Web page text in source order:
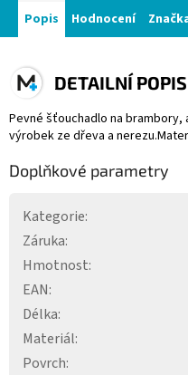
Popis Hodnocení
DETAILNÍ
Pevné šťouchadlo na brambory,
výrobek ze dřeva a nerezu.
Doplňkové parametry
Kategorie:
Záruka:
Hmotnost:
EAN:
Délka:
Materiál:
Povrch: